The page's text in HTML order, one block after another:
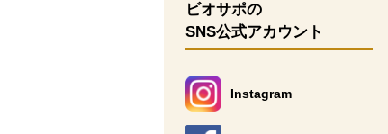
ビオサポの
SNS公式アカウント
Instagram
別のウィンドウで開きます。